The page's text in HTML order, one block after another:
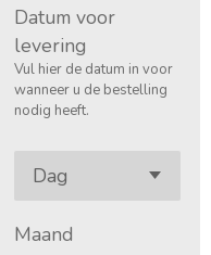
Datum voor
levering
Vul hier de datum in voor
wanneer u de bestelling
nodig heeft.
Maand